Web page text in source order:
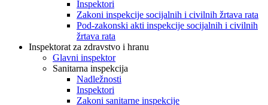
Inspektori
Zakoni inspekcije socijalnih i civilnih žrtava rata
Pod-zakonski akti inspekcije socijalnih i civilnih
žrtava rata
Inspektorat za zdravstvo i hranu
Glavni inspektor
Sanitarna inspekcija
Nadležnosti
Inspektori
Zakoni sanitarne inspekcije